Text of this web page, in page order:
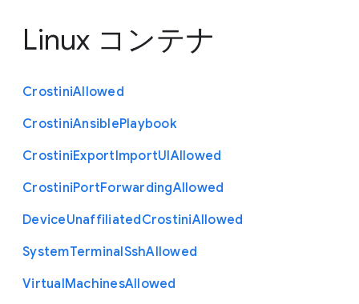
Linux コンテナ
CrostiniAllowed
CrostiniAnsiblePlaybook
CrostiniExportImportUIAllowed
CrostiniPortForwardingAllowed
DeviceUnaffiliatedCrostiniAllowed
SystemTerminalSshAllowed
VirtualMachinesAllowed